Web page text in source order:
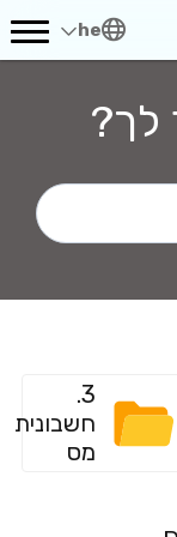
he
לך?
3.
חשבונית
מס